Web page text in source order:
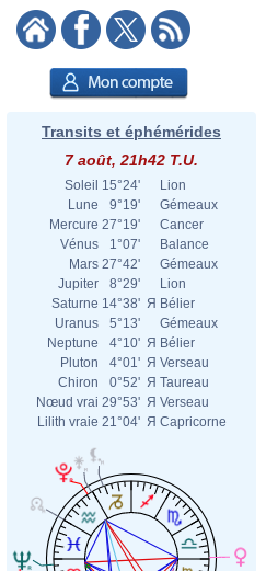
Transits et éphémérides
7 août, 21h42 T.U.
Soleil 15°24'
Lion
Lune
9°19'
Gémeaux
Mercure 27°19'
Cancer
Vénus
1°07'
Balance
Mars 27°42'
Gémeaux
Jupiter
8°29'
Lion
Saturne 14°38' Я Bélier
Uranus
5°13'
Gémeaux
Neptune
4°10' Я Bélier
Pluton
4°01' Я Verseau
Chiron
0°52' Я Taureau
Nœud vrai 29°53' Я Verseau
Lilith vraie 21°04' Я Capricorne